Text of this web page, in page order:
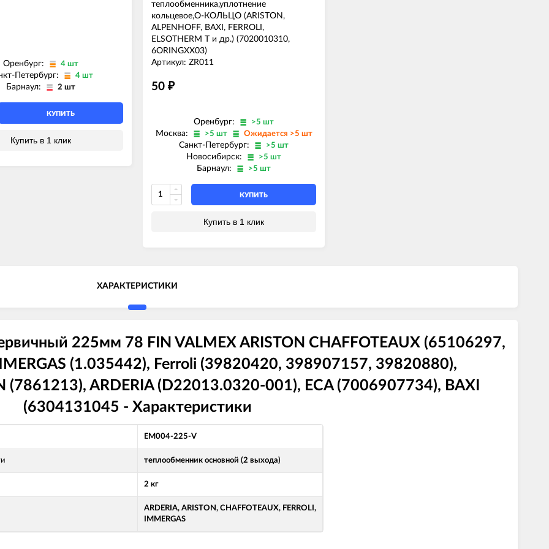
Оренбург: 4 шт
Петербург: 4 шт
Барнаул: 2 шт
КУПИТЬ
Купить в 1 клик
теплообменника,уплотнение
кольцевое,О-КОЛЬЦО (ARISTON,
ALPENHOFF, BAXI, FERROLI,
ELSOTHERM T и др.) (7020010310,
6ORINGXX03)
Артикул: ZR011
50 ₽
Оренбург: >5 шт
Москва: >5 шт Ожидается >5 шт
Санкт-Петербург: >5 шт
Новосибирск: >5 шт
Барнаул: >5 шт
КУПИТЬ
Купить в 1 клик
ХАРАКТЕРИСТИКИ
225мм 78 FIN VALMEX ARISTON CHAFFOTEAUX (65106297,
(1.035442), Ferroli (39820420, 398907157, 39820880),
(7861213), ARDERIA (D22013.0320-001), ECA (7006907734), BAXI
(6304131045 - Характеристики
EM004-225-V
теплообменник основной (2 выхода)
2 кг
ARDERIA, ARISTON, CHAFFOTEAUX, FERROLI,
IMMERGAS